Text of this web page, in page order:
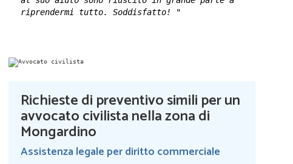
riprendermi tutto. Soddisfatto! "
Richieste di preventivo simili per un
avvocato civilista nella zona di
Mongardino
Assistenza legale per diritto commerciale